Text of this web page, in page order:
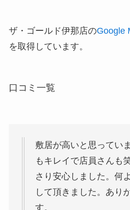
ザ・ゴールド伊那店のGoogle
を取得しています。
口コミ一覧
敷居が高いと思ってい
もキレイで店員さんも
さり安心しました。何
して頂きました。あり
す。